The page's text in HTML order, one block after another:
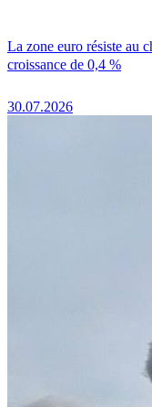
La zone euro résiste au
croissance de 0,4 %
30.07.2026